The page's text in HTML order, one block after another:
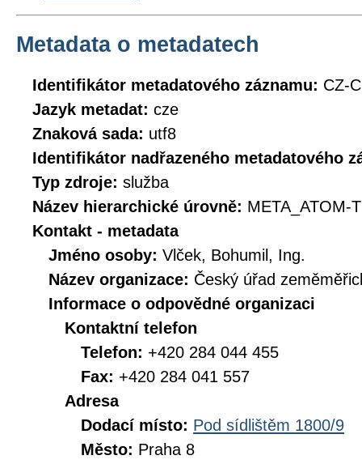
Metadata o metadatech
Identifikátor metadatového záznamu: CZ-
Jazyk metadat: cze
Znaková sada: utf8
Identifikátor nadřazeného metadatového
Typ zdroje: služba
Název hierarchické úrovně: META_ATOM-
Kontakt - metadata
Jméno osoby: Vlček, Bohumil, Ing.
Název organizace: Český úřad
Informace o odpovědné organizaci
Kontaktní telefon
Telefon: +420 284 044 455
Fax: +420 284 041 557
Adresa
Dodací místo: Pod sídlištěm 1800/9
Město: Praha 8